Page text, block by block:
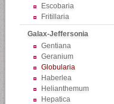
Escobaria
Fritillaria
Galax-Jeffersonia
Gentiana
Geranium
Globularia
Haberlea
Helianthemum
Hepatica